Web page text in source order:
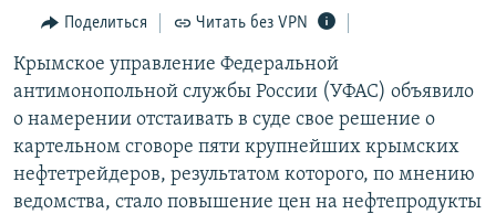
поискуИНФОГРАФИКА
ТЕЛЕПРОЕКТ КРЫМ.РЕАЛИИ
СОВЕТЫ ПРАВОЗАЩИТНИКОВ
ПРОПАВШИЕ БЕЗ ВЕСТИ
ПОБЕДИТЕЛЕЙ НЕ СУДЯТ?
КАК ОБОЙТИ БЛОКИРОВКУ
Українською
Qırımtatar
ПРИСОЕДИНЯЙТЕСЬ!
Поделиться Читать без VPN
Крымское управление Федеральной
антимонопольной службы России (УФАС) объявило
о намерении отстаивать в суде свое решение о
картельном сговоре пяти крупнейших крымских
нефтетрейдеров, результатом которого, по мнению
ведомства, стало повышение цен на нефтепродукты